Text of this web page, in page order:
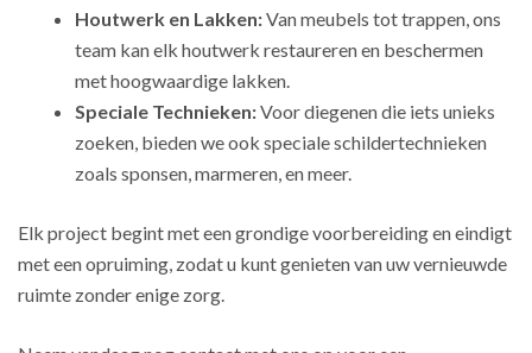
Houtwerk en Lakken:Van meubels tot trappen, ons
team kan elk houtwerk restaureren en beschermen
met hoogwaardige lakken.
Speciale Technieken:Voor diegenen die iets unieks
zoeken, bieden we ook speciale schildertechnieken
zoals sponsen, marmeren, en meer.
Elk project begint met een grondige voorbereiding en eindigt
met een opruiming, zodat u kunt genieten van uw vernieuwde
ruimte zonder enige zorg.